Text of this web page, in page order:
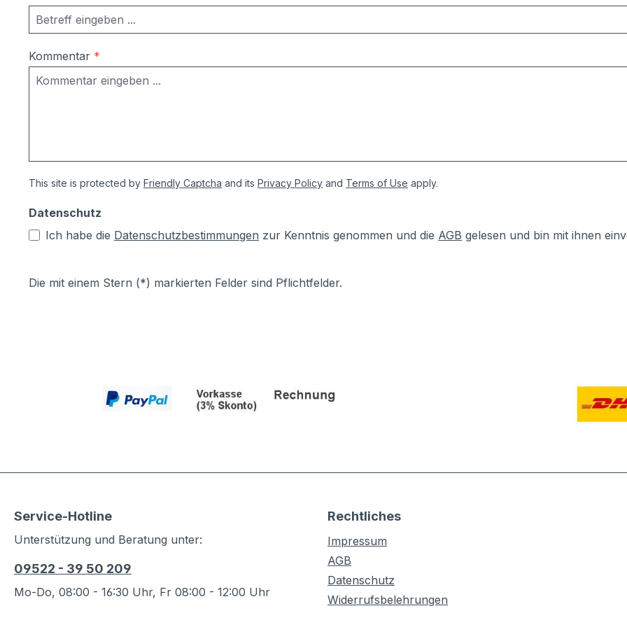
Kommentar *
This site is protected by Friendly Captcha and its Privacy Policy and Terms of Use apply.
Datenschutz
Ich habe die Datenschutzbestimmungen zur Kenntnis genommen und die AGB gelesen und bin mit ihnen
Die mit einem Stern (*) markierten Felder sind Pflichtfelder.
Service-Hotline
Unterstützung und Beratung unter:
09522 - 39 50 209
Mo-Do, 08:00 - 16:30 Uhr, Fr 08:00 - 12:00 Uhr
Rechtliches
Impressum
AGB
Datenschutz
Widerrufsbelehrungen